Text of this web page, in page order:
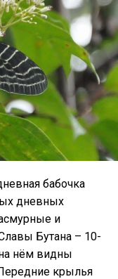
бабочка
дневных
и
Бутана – 10-
нём видны
крылья